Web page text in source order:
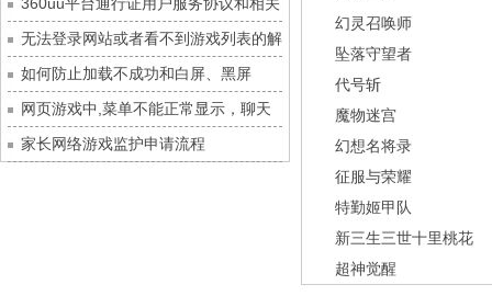
灵魂序章
每日新服
今日 10:00点
冒险守护
每日新服
今日 10:00点
绝地苍穹
每日新服
今日 10:00点
代号斩
每日新服
今日 10:00点
异星战舰
每日新服
今日 10:00点
的条款和条件
无法登录网站或者看不到游戏列表的解
决方法
如何防止加载不成功和白屏、黑屏
网页游戏中,菜单不能正常显示，聊天
及其它功能不能正常使用的解决办法
家长网络游戏监护申请流程
幻灵召唤师
坠落守望者
代号斩
魔物迷宫
幻想名将录
征服与荣耀
特勤姬甲队
新三生三世十里桃花
超神觉醒